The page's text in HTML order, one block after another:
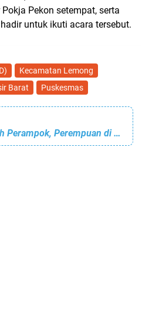
Pekon setempat, serta
untuk ikuti acara tersebut.
Kecamatan Lemong
Barat Puskesmas
Setelah 2 Hari Diculik oleh Perampok, Perempuan di Tulangbawang Lampung Ditemukan Tewas